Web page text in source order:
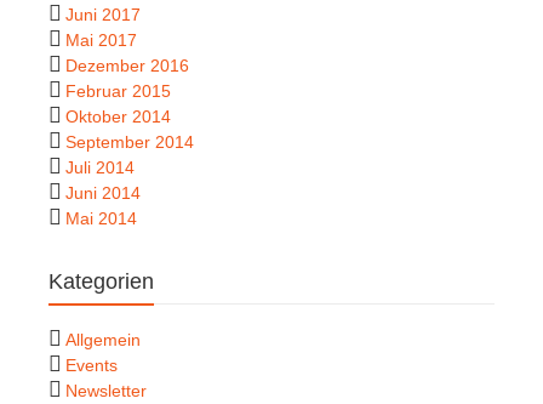
Juni 2017
Mai 2017
Dezember 2016
Februar 2015
Oktober 2014
September 2014
Juli 2014
Juni 2014
Mai 2014
Kategorien
Allgemein
Events
Newsletter